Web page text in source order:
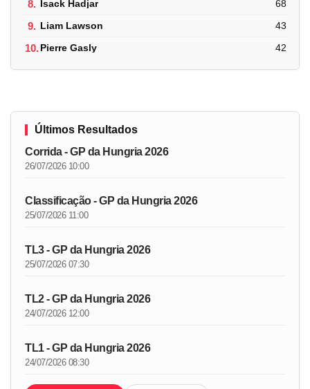
8. Isack Hadjar 68
9. Liam Lawson 43
10.Pierre Gasly 42
Últimos Resultados
Corrida - GP da Hungria 2026
26/07/2026 10:00
Classificação - GP da Hungria 2026
25/07/2026 11:00
TL3 - GP da Hungria 2026
25/07/2026 07:30
TL2 - GP da Hungria 2026
24/07/2026 12:00
TL1 - GP da Hungria 2026
24/07/2026 08:30